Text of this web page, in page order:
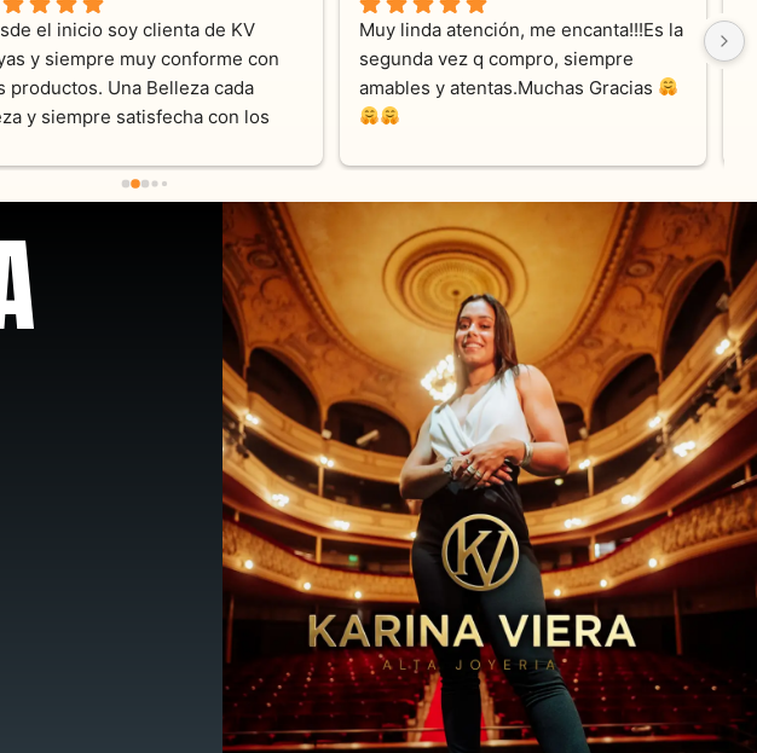
el inicio soy clienta de KV
y siempre muy conforme con
productos. Una Belleza cada
y siempre satisfecha con los
Muy linda atención, me encanta!!!Es la
segunda vez q compro, siempre
amables y atentas.Muchas Gracias